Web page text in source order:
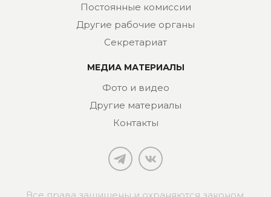
Постоянные комиссии
Другие рабочие органы
Секретариат
МЕДИА МАТЕРИАЛЫ
Фото и видео
Другие материалы
Контакты